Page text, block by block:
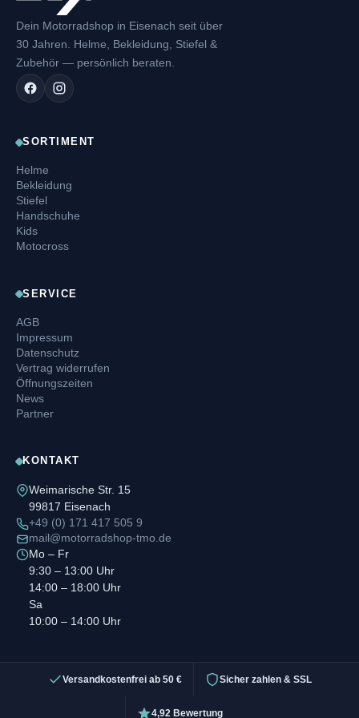
Dein Motorradshop in Eisenach seit über
30 Jahren. Helme, Bekleidung, Stiefel &
Zubehör — persönlich beraten.
SORTIMENT
Helme
Bekleidung
Stiefel
Handschuhe
Kids
Motocross
SERVICE
AGB
Impressum
Datenschutz
Vertrag widerrufen
Öffnungszeiten
News
Partner
KONTAKT
Weimarische Str. 15
99817 Eisenach
+49 (0) 171 417 505 9
mail@motorradshop-tmo.de
Mo – Fr
9:30 – 13:00 Uhr
14:00 – 18:00 Uhr
Sa
10:00 – 14:00 Uhr
Versandkostenfrei ab 50 € Sicher zahlen & SSL
4,92 Bewertung